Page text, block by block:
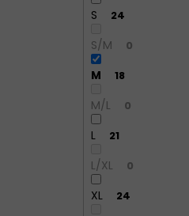
S 24
S/M 0
M 18
M/L 0
L 21
L/XL 0
XL 24